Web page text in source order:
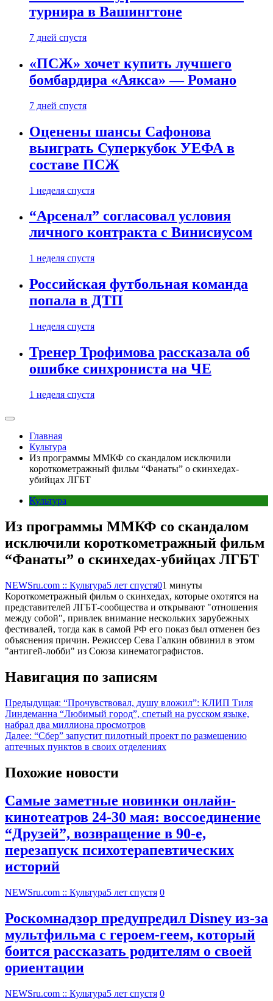
турнира в Вашингтоне
7 дней спустя
«ПСЖ» хочет купить лучшего
бомбардира «Аякса» — Романо
7 дней спустя
Оценены шансы Сафонова
выиграть Суперкубок УЕФА в
составе ПСЖ
1 неделя спустя
“Арсенал” согласовал условия
личного контракта с Винисиусом
1 неделя спустя
Российская футбольная команда
попала в ДТП
1 неделя спустя
Тренер Трофимова рассказала об
ошибке синхрониста на ЧЕ
1 неделя спустя
Главная
Культура
Из программы ММКФ со скандалом исключили
короткометражный фильм “Фанаты” о скинхедах-
убийцах ЛГБТ
Культура
Из программы ММКФ со скандалом
исключили короткометражный фильм
“Фанаты” о скинхедах-убийцах ЛГБТ
NEWSru.com :: Культура5 лет спустя01 минуты
Короткометражный фильм о скинхедах, которые охотятся на
представителей ЛГБТ-сообщества и открывают "отношения
между собой", привлек внимание нескольких зарубежных
фестивалей, тогда как в самой РФ его показ был отменен без
объяснения причин. Режиссер Сева Галкин обвинил в этом
"антигей-лобби" из Союза кинематографистов.
Навигация по записям
Предыдущая: “Прочувствовал, душу вложил”: КЛИП Тиля
Линдеманна “Любимый город”, спетый на русском языке,
набрал два миллиона просмотров
Далее: “Сбер” запустит пилотный проект по размещению
аптечных пунктов в своих отделениях
Похожие новости
Самые заметные новинки онлайн-
кинотеатров 24-30 мая: воссоединение
“Друзей”, возвращение в 90-е,
перезапуск психотерапевтических
историй
NEWSru.com :: Культура5 лет спустя 0
Роскомнадзор предупредил Disney из-за
мультфильма c героем-геем, который
боится рассказать родителям о своей
ориентации
NEWSru.com :: Культура5 лет спустя 0